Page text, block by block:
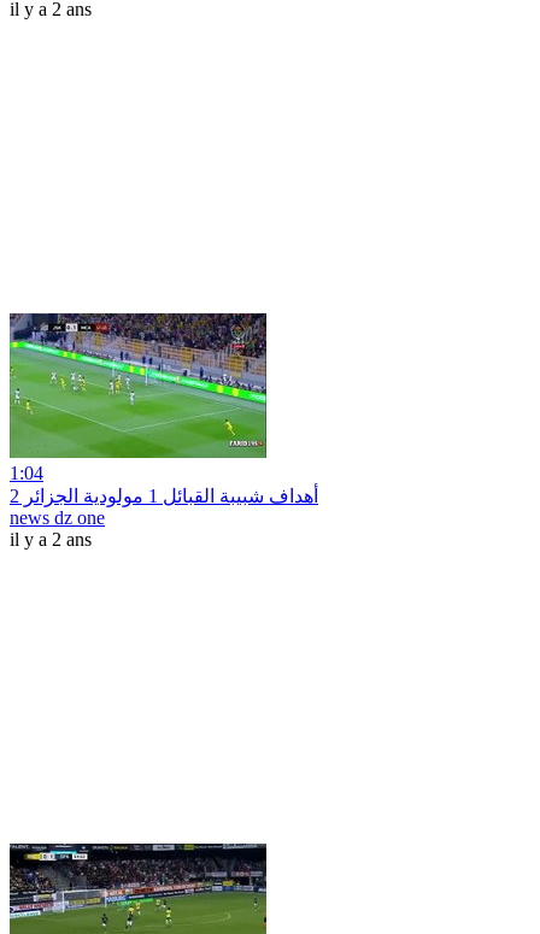
il y a 2 ans
1:04
أهداف شبيبة القبائل 1 مولودية الجزائر 2
news dz one
il y a 2 ans